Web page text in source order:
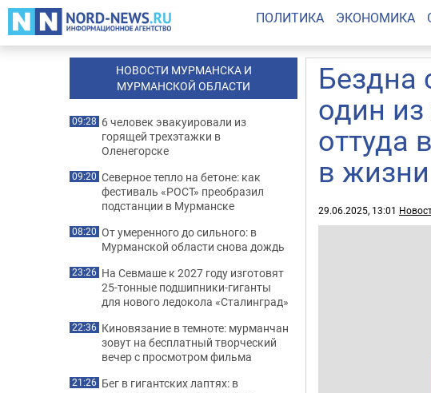
ПОЛИТИКА ЭКОНОМИКА
Бездна
один
оттуда
в жизни
29.06.2025, 13:01
НОВОСТИ МУРМАНСКА И
МУРМАНСКОЙ ОБЛАСТИ
09:28 6 человек эвакуировали из
горящей трехэтажки в
Оленегорске
09:20 Северное тепло на бетоне: как
фестиваль «РОСТ» преобразил
подстанции в Мурманске
08:20 От умеренного до сильного: в
Мурманской области снова дождь
23:26 На Севмаше к 2027 году изготовят
25-тонные подшипники-гиганты
для нового ледокола «Сталинград»
22:36 Киновязание в темноте: мурманчан
зовут на бесплатный творческий
вечер с просмотром фильма
21:26 Бег в гигантских лаптях: в